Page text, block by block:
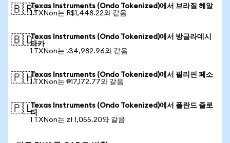
🇧🇷Texas Instruments (Ondo Tokenized)에서 브라질 헤알
1 TXNon는 R$1,448.22와 같음
🇧🇩Texas Instruments (Ondo Tokenized)에서 방글라데시
타카
1 TXNon는 ৳34,982.96와 같음
🇵🇭Texas Instruments (Ondo Tokenized)에서 필리핀 페소
1 TXNon는 ₱17,172.77와 같음
🇵🇱Texas Instruments (Ondo Tokenized)에서 폴란드 즐로
티
1 TXNon는 zł 1,055.20와 같음